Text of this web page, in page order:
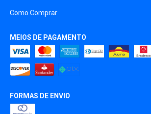
Como Comprar
MEIOS DE PAGAMENTO
FORMAS DE ENVIO